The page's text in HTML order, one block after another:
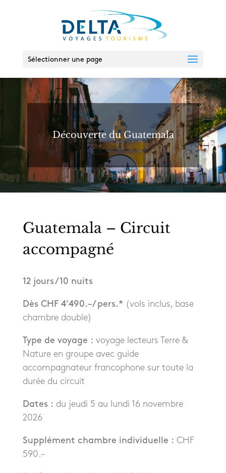
Sélectionner une page
Découverte du Guatemala
Guatemala – Circuit
accompagné
12 jours / 10 nuits
Dès CHF 4’490.– / pers.* (vols inclus, base
chambre double)
Type de voyage : voyage lecteurs Terre &
Nature en groupe avec guide
accompagnateur francophone sur toute la
durée du circuit
Dates : du jeudi 5 au lundi 16 novembre
2026
Supplément chambre individuelle : CHF
590.–